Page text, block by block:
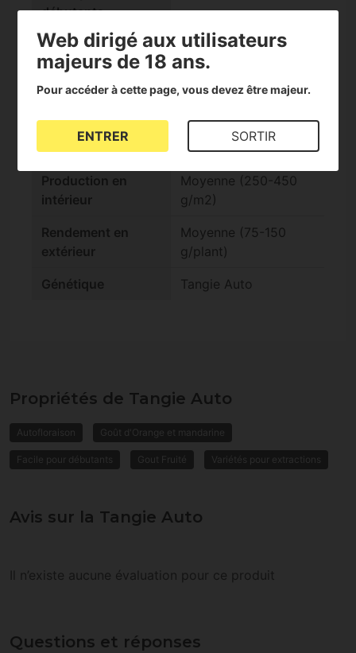
débutants
Adapté aux
extractions
check
Effet Relaxant
Cycle complet
Standard (10-14
semaines)
Production en
intérieur
Moyenne (250-450
g/m2)
Rendement en
extérieur
Moyenne (75-150
g/plant)
Génétique Tangie Auto
Propriétés de Tangie Auto
Autofloraison Goût d'Orange et mandarine
Facile pour débutants Gout Fruité Variétés pour extractions
Avis sur la Tangie Auto
Il n’existe aucune évaluation pour ce produit
Questions et réponses
Web dirigé aux utilisateurs
majeurs de 18 ans.
Pour accéder à cette page, vous devez être majeur.
ENTRER SORTIR